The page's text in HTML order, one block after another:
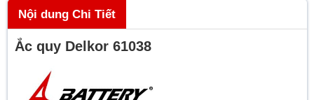
Nội dung Chi Tiết
Ắc quy Delkor 61038